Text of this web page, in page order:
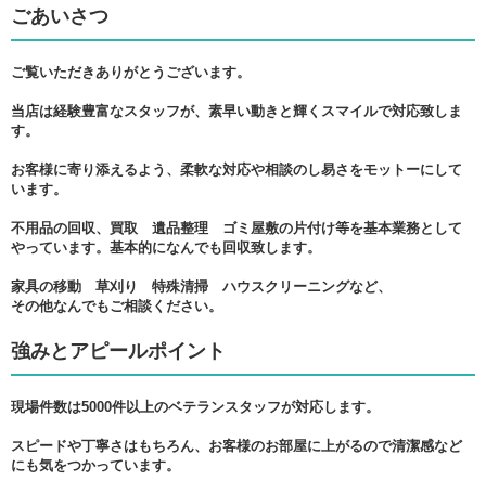
ごあいさつ
ご覧いただきありがとうございます。
当店は経験豊富なスタッフが、素早い動きと輝くスマイルで対応致しま
す。
お客様に寄り添えるよう、柔軟な対応や相談のし易さをモットーにして
います。
不用品の回収、買取 遺品整理 ゴミ屋敷の片付け等を基本業務として
やっています。基本的になんでも回収致します。
家具の移動 草刈り 特殊清掃 ハウスクリーニングなど、
その他なんでもご相談ください。
強みとアピールポイント
現場件数は5000件以上のベテランスタッフが対応します。
スピードや丁寧さはもちろん、お客様のお部屋に上がるので清潔感など
にも気をつかっています。